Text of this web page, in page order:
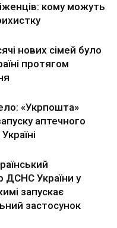
кому можуть
нових сімей було
протягом
«Укрпошта»
аптечного
ДСНС України у
запускає
застосунок